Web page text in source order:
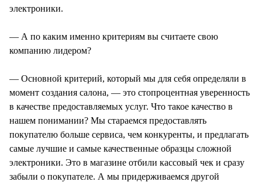
электроники.
— А по каким именно критериям вы считаете свою
компанию лидером?
— Основной критерий, который мы для себя определяли в
момент создания салона, — это стопроцентная уверенность
в качестве предоставляемых услуг. Что такое качество в
нашем понимании? Мы стараемся предоставлять
покупателю больше сервиса, чем конкуренты, и предлагать
самые лучшие и самые качественные образцы сложной
электроники. Это в магазине отбили кассовый чек и сразу
забыли о покупателе. А мы придерживаемся другой